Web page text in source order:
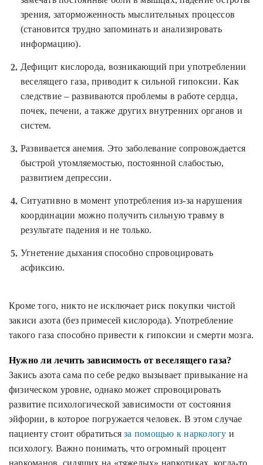
зрения, заторможенность мыслительных процессов
(становится трудно запоминать и анализировать
информацию).
Дефицит кислорода, возникающий при употреблении
веселящего газа, приводит к сильной гипоксии. Как
следствие – развиваются проблемы в работе сердца,
почек, печени, а также других внутренних органов и
систем.
Развивается анемия. Это заболевание сопровождается
быстрой утомляемостью, постоянной слабостью,
развитием депрессии.
Ситуативно в момент употребления из-за нарушения
координации можно получить сильную травму в
результате падения и не только.
Угнетение дыхания способно спровоцировать
асфиксию.
Кроме того, никто не исключает риск покупки чистой
закиси азота (без примесей кислорода). Употребление
такого газа способно привести к гипоксии и смерти мозга.
Нужно ли лечить зависимость от веселящего газа?
Закись азота сама по себе редко вызывает привыкание на
физическом уровне, однако может спровоцировать
развитие психологической зависимости от состояния
эйфории, в которое погружается человек. В этом случае
пациенту стоит обратитьсяза помощью к наркологу и
психологу. Важно понимать, что огромный процент
наркоманов, сидящих на «тяжелых» наркотиках, когда-то